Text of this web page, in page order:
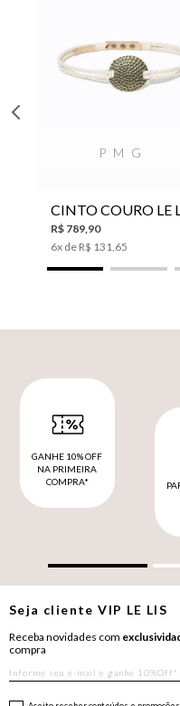
P M G
R$ 789,90
6x de R$ 131,65
GANHE 10% OFF
NA PRIMEIRA
COMPRA*
Seja clienteVIP LE LIS
Receba novidades com
compra